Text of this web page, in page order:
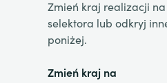
Zmień kraj realizacji
selektora lub odkryj
poniżej.
Zmień kraj na